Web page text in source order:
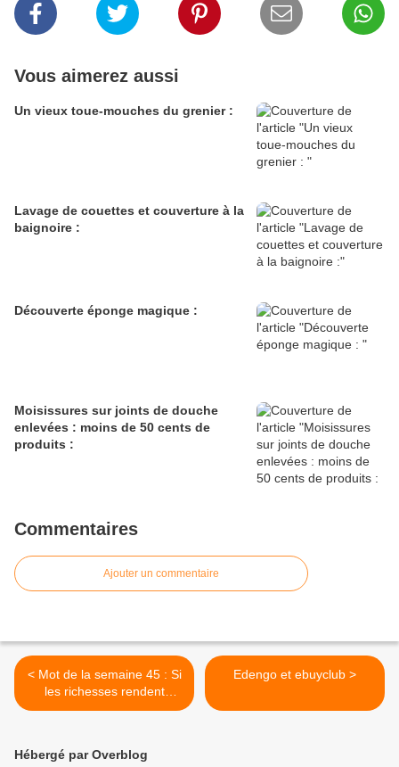
Vous aimerez aussi
Un vieux toue-mouches du grenier :
Lavage de couettes et couverture à la
baignoire :
Découverte éponge magique :
Moisissures sur joints de douche
enlevées : moins de 50 cents de
produits :
Commentaires
Ajouter un commentaire
< Mot de la semaine 45 : Si
les richesses rendent
aveugle,
Edengo et ebuyclub >
Hébergé par Overblog